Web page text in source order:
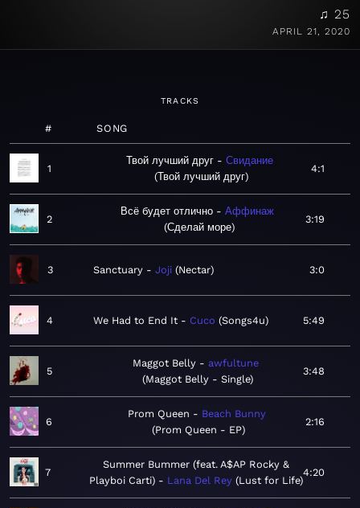
♫ 25
APRIL 21, 2020
TRACKS
# SONG
1
Твой лучший друг
Свидание
Твой лучший друг
4:1
2
Всё будет отлично
Аффинаж
Сделай море
3:19
3 Sanctuary Joji Nectar 3:0
4 We Had to End It Cuco Songs4u 5:49
5
Maggot Belly
awfultune
Maggot Belly - Single
3:48
6
Prom Queen
Beach Bunny
Prom Queen - EP
2:16
7
Summer Bummer (feat. A$AP Rocky &
Playboi Carti)
Lana Del Rey Lust for Life
4:20